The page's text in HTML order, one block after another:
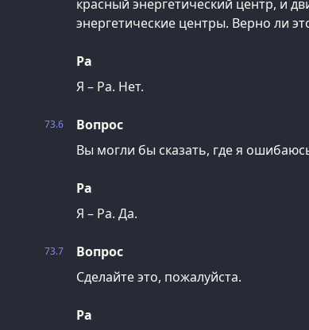
красный энергетический центр, и
энергетические центры. Верно ли
Ра
Я – Ра. Нет.
73.6
Вопрос
Вы могли бы сказать, где я
Ра
Я – Ра. Да.
73.7
Вопрос
Сделайте это, пожалуйста.
Ра